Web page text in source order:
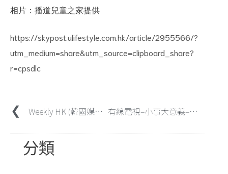
相片：播道兒童之家提供
https://skypost.ulifestyle.com.hk/article/2955566/?
utm_medium=share&utm_source=clipboard_share?
r=cpsdlc
有線電視–小事大意義–「愛心業主助無家青年Leo」
Weekly HK (韓國媒體) – HK Elim Presbyterian Church韓國學生在ECH的事工服務回顧 (翻譯)
分類